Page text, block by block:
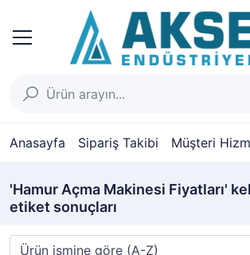
Anasayfa Sipariş Takibi Müşteri
'Hamur Açma Makinesi Fiyatları'
etiket sonuçları